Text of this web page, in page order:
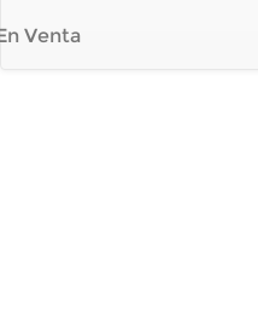
Venta